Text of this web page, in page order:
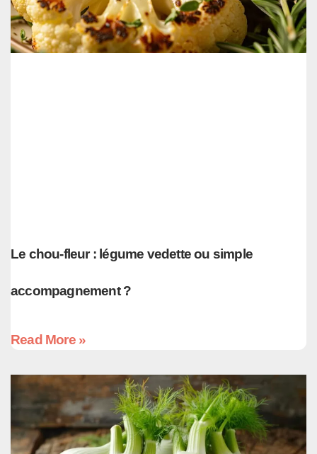
Le chou-fleur : légume vedette ou simple
accompagnement ?
Read More »